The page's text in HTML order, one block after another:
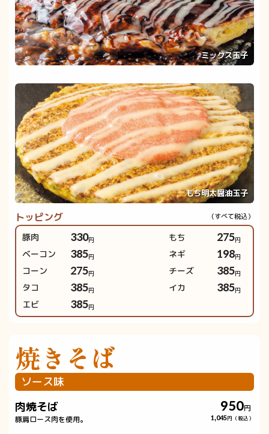
ミックス玉子
もち明太醤油玉子
トッピング
豚肉 330円 もち 275円
ベーコン 385円 ネギ 198円
コーン 275円 チーズ 385円
タコ 385円 イカ 385円
エビ 385円
焼きそば
ソース味
肉焼そば
豚肩ロース肉を使用。
950円
1,045円（税込）